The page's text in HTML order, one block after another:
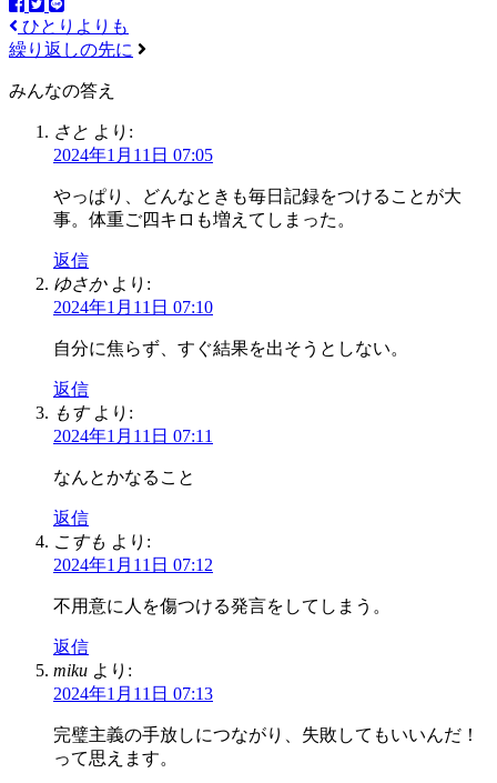
ひとりよりも
繰り返しの先に
みんなの答え
さと より:
2024年1月11日 07:05
やっぱり、どんなときも毎日記録をつけることが大
事。体重ご四キロも増えてしまった。
返信
ゆさか より:
2024年1月11日 07:10
自分に焦らず、すぐ結果を出そうとしない。
返信
もす より:
2024年1月11日 07:11
なんとかなること
返信
こすも より:
2024年1月11日 07:12
不用意に人を傷つける発言をしてしまう。
返信
miku より:
2024年1月11日 07:13
完璧主義の手放しにつながり、失敗してもいいんだ！
って思えます。